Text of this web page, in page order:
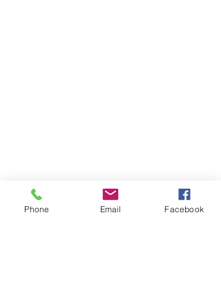
Phone Email Facebook